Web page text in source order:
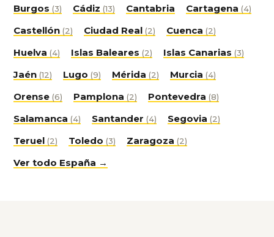
Burgos (3) Cádiz (13) Cantabria Cartagena (4)
Castellón (2) Ciudad Real (2) Cuenca (2)
Huelva (4) Islas Baleares (2) Islas Canarias (3)
Jaén (12) Lugo (9) Mérida (2) Murcia (4)
Orense (6) Pamplona (2) Pontevedra (8)
Salamanca (4) Santander (4) Segovia (2)
Teruel (2) Toledo (3) Zaragoza (2)
Ver todo España →